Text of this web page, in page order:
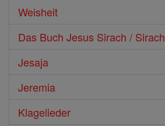
Weisheit
Das Buch Jesus Sirach / Sirach
Jesaja
Jeremia
Klagelieder